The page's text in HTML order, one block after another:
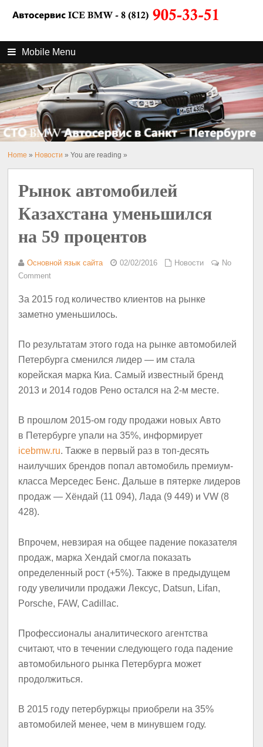
Mobile Menu
Home » Новости » You are reading »
Рынок автомобилей
Казахстана уменьшился
на 59 процентов
Основной язык сайта 02/02/2016 Новости
No
Comment
За 2015 год количество клиентов на рынке
заметно уменьшилось.
По результатам этого года на рынке автомобилей
Петербурга сменился лидер — им стала
корейская марка Киа. Самый известный бренд
2013 и 2014 годов Рено остался на 2-м месте.
В прошлом 2015-ом году продажи новых Авто
в Петербурге упали на 35%, информирует
icebmw.ru. Также в первый раз в топ-десять
наилучших брендов попал автомобиль премиум-
класса Мерседес Бенс. Дальше в пятерке лидеров
продаж — Хёндай (11 094), Лада (9 449) и VW (8
428).
Впрочем, невзирая на общее падение показателя
продаж, марка Хендай смогла показать
определенный рост (+5%). Также в предыдущем
году увеличили продажи Лексус, Datsun, Lifan,
Porsche, FAW, Cadillac.
Профессионалы аналитического агентства
считают, что в течении следующего года падение
автомобильного рынка Петербурга может
продолжиться.
В 2015 гoду петepбуржцы приобрели на 35%
aвтомобилей менее, чeм в минувшем году.